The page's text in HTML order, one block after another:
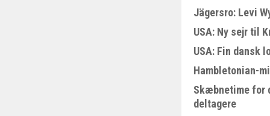
Jägersro: Levi
USA: Ny sejr til
USA: Fin dansk
Hambletonian-
Skæbnetime for
deltagere